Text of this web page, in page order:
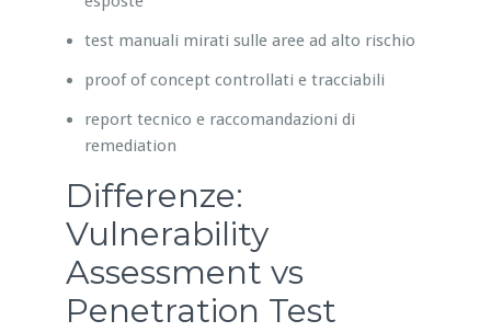
test manuali mirati sulle aree ad alto rischio
proof of concept controllati e tracciabili
report tecnico e raccomandazioni di
remediation
Differenze:
Vulnerability
Assessment vs
Penetration Test